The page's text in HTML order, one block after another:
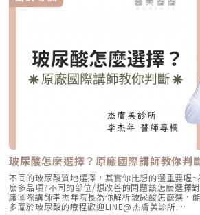
玻尿酸怎麼選擇？原廠國際講師教你判
不同的玻尿酸質地選擇，其實你比想的還重要喔
麼多品項?不同的部位/想改善的問題該怎麼選擇
廠國際講師李杰年院長為你解析玻尿酸怎麼選，
多關於玻尿酸的療程歡迎LINE@杰膚美診所: